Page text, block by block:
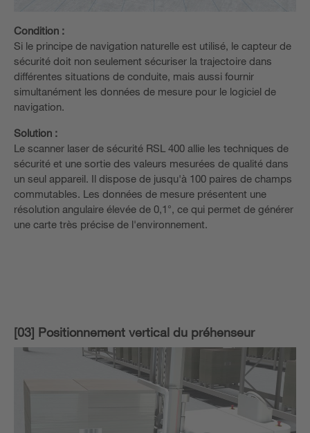
Condition :
Si le principe de navigation naturelle est utilisé, le capteur de
sécurité doit non seulement sécuriser la trajectoire dans
différentes situations de conduite, mais aussi fournir
simultanément les données de mesure pour le logiciel de
navigation.
Solution :
Le scanner laser de sécurité RSL 400 allie les techniques de
sécurité et une sortie des valeurs mesurées de qualité dans
un seul appareil. Il dispose de jusqu'à 100 paires de champs
commutables. Les données de mesure présentent une
résolution angulaire élevée de 0,1°, ce qui permet de générer
une carte très précise de l'environnement.
[03] Positionnement vertical du préhenseur